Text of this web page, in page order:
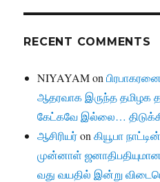
RECENT COMMENTS
NIYAYAMon
ஆதரவாக இருந்த தமிழக
கேட்கவே இல்லை…
ஆசிரியர்onகியூபா
முன்னாள்
வது வயதில் இன்று